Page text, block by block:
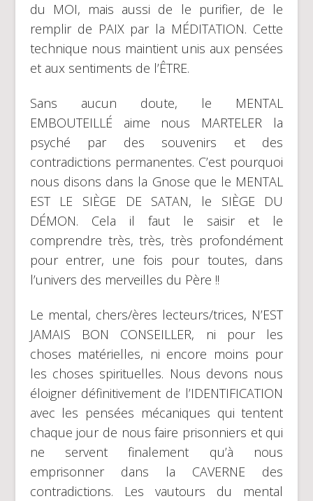
du MOI, mais aussi de le purifier, de le
remplir de PAIX par la MÉDITATION. Cette
technique nous maintient unis aux pensées
et aux sentiments de l’ÊTRE.
Sans aucun doute, le MENTAL
EMBOUTEILLÉ aime nous MARTELER la
psyché par des souvenirs et des
contradictions permanentes. C’est pourquoi
nous disons dans la Gnose que le MENTAL
EST LE SIÈGE DE SATAN, le SIÈGE DU
DÉMON. Cela il faut le saisir et le
comprendre très, très, très profondément
pour entrer, une fois pour toutes, dans
l’univers des merveilles du Père !!
Le mental, chers/ères lecteurs/trices, N’EST
JAMAIS BON CONSEILLER, ni pour les
choses matérielles, ni encore moins pour
les choses spirituelles. Nous devons nous
éloigner définitivement de l’IDENTIFICATION
avec les pensées mécaniques qui tentent
chaque jour de nous faire prisonniers et qui
ne servent finalement qu’à nous
emprisonner dans la CAVERNE des
contradictions. Les vautours du mental